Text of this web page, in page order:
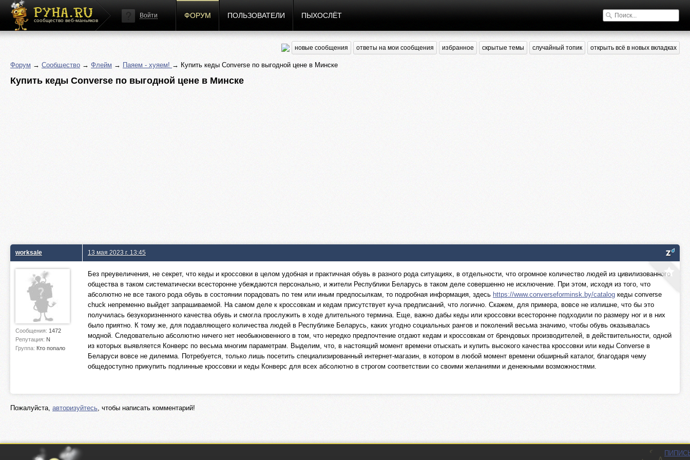
сообщество веб-маньяков
Войти ФОРУМ ПОЛЬЗОВАТЕЛИ ПЫХОСЛЁТ
новые сообщения ответы на мои сообщения избранное скрытые темы случайный топик открыть всё в новых вкладках
Форум → Сообщество → Флейм → Паяем - хуяем! → Купить кеды Converse по выгодной цене в Минске
Купить кеды Converse по выгодной цене в Минске
worksale
Сообщения: 1472
Репутация: N
Группа: Кто попало
13 мая 2023 г. 13:45
Без преувеличения, не секрет, что кеды и кроссовки в целом удобная и практичная обувь в разного рода ситуациях, в отдельности, что огромное количество людей из цивилизованного
общества в таком систематически всесторонне убеждаются персонально, и жители Республики Беларусь в таком деле совершенно не исключение. При этом, исходя из того, что
абсолютно не все такого рода обувь в состоянии порадовать по тем или иным предпосылкам, то подробная информация, здесь https://www.converseforminsk.by/catalog кеды converse
chuck непременно выйдет запрашиваемой. На самом деле к кроссовкам и кедам присутствует куча предписаний, что логично. Скажем, для примера, вовсе не излишне, что бы это
получилась безукоризненного качества обувь и смогла прослужить в ходе длительного термина. Еще, важно дабы кеды или кроссовки всесторонне подходили по размеру ног и в них
было приятно. К тому же, для подавляющего количества людей в Республике Беларусь, каких угодно социальных рангов и поколений весьма значимо, чтобы обувь оказывалась
модной. Следовательно абсолютно ничего нет необыкновенного в том, что нередко предпочтение отдают кедам и кроссовкам от брендовых производителей, в действительности, одной
из которых выявляется Конверс по весьма многим параметрам. Выделим, что, в настоящий момент времени отыскать и купить высокого качества кроссовки или кеды Converse в
Беларуси вовсе не дилемма. Потребуется, только лишь посетить специализированный интернет-магазин, в котором в любой момент времени обширный каталог, благодаря чему
общедоступно прикупить подлинные кроссовки и кеды Конверс для всех абсолютно в строгом соответствии со своими желаниями и денежными возможностями.
Пожалуйста, авторизуйтесь, чтобы написать комментарий!